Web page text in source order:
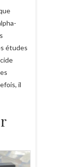
études
il